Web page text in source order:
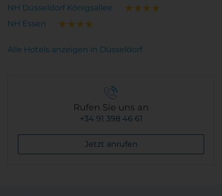
NH Düsseldorf Königsallee
NH Essen
Alle Hotels anzeigen in Düsseldorf
Rufen Sie uns an
+34 91 398 46 61
Jetzt anrufen